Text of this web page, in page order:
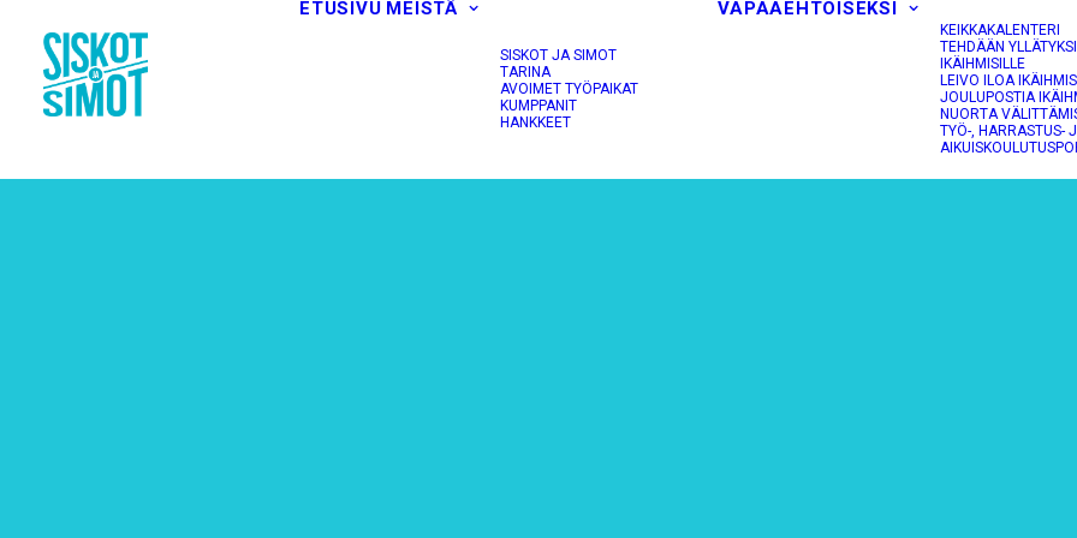
ETUSIVU MEISTÄ
SISKOT JA SIMOT
TARINA
AVOIMET TYÖPAIKAT
KUMPPANIT
HANKKEET
VAPAAEHTOISEKSI
KEIKKAKALENTERI
TEHDÄÄN
IKÄIHMISILLE
LEIVO ILOA
JOULUPOSTIA
NUORTA
TYÖ-, HARRASTUS-